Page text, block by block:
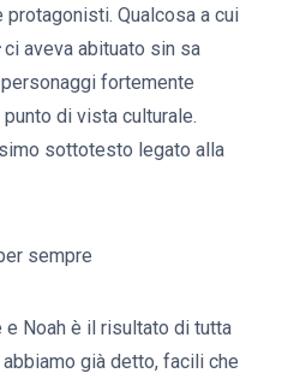
Qualcosa a cui
ci aveva abituato sin sa
fortemente
di vista culturale.
sottotesto legato alla
Noah è il risultato di tutta
già detto, facili che